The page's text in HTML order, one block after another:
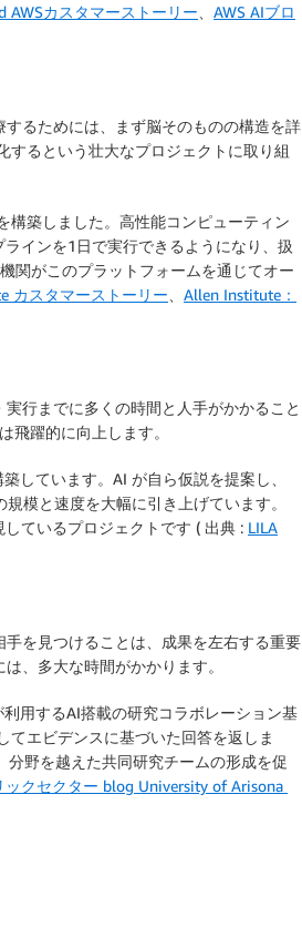
AWSカスタマーストーリー
AWS AIブロ
るためには、まず脳そのものの構造を詳
るという壮大なプロジェクトに取り組
築しました。高性能コンピューティン
インを1日で実行できるようになり、扱
関がこのプラットフォームを通じてオー
カスタマーストーリー
Allen Institute：
行までに多くの時間と人手がかかること
飛躍的に向上します。
しています。AI が自ら仮説を提案し、
模と速度を大幅に引き上げています。
ているプロジェクトです ( 出典 : LILA
を見つけることは、成果を左右する重要
、多大な時間がかかります。
用するAI搭載の研究コラボレーション基
てエビデンスに基づいた回答を返しま
野を越えた共同研究チームの形成を促
ックセクター blog University of Arisona